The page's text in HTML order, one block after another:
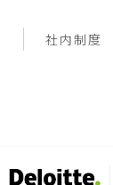
社内制度